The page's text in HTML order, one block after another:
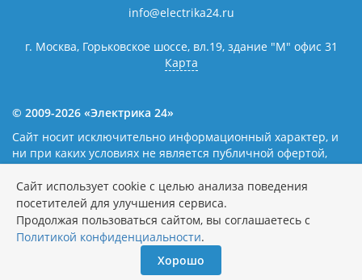
info@electrika24.ru
г. Москва, Горьковское шоссе, вл.19, здание "М" офис 31
Карта
© 2009-2026 «Электрика 24»
Сайт носит исключительно информационный характер, и
ни при каких условиях не является публичной офертой,
кодекса Российской Федерации. Наличие и цены уточняйте
у наших операторов.Политика обработки персональных
данных
Сайт использует cookie с целью анализа поведения
посетителей для улучшения сервиса.
Продолжая пользоваться сайтом, вы соглашаетесь с
Политикой конфиденциальности.
Хорошо